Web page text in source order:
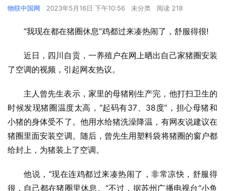
物联中国网 2023年5月16日 下午10:56 未分类 阅读 218
“我现在都在猪圈休息”鸡都过来凑热闹了，舒服得很!
近日，四川自贡，一养殖户在网上晒出自己家猪圈安装
了空调的视频，引起网友热议。
主人曾先生表示，家里的母猪刚生产完，他打扫卫生的
时候发现猪圈温度太高，“起码有37、38度”，担心母猪和
小猪的身体受不了。他用水给猪洗澡降温，有网友说建议在
猪圈里面安装空调。随后，曾先生用塑料袋将猪圈的窗户都
给封上，为猪装上了空调。
他说，“现在连鸡都过来凑热闹了，非常凉快，舒服得
很，自己都在猪圈里休息。”不过，据苏州广播电视台“小鱼